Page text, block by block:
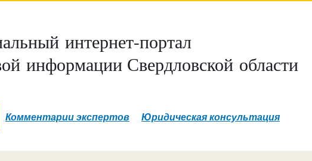
интернет-портал
информации Свердловской области
Комментарии экспертов Юридическая консультация